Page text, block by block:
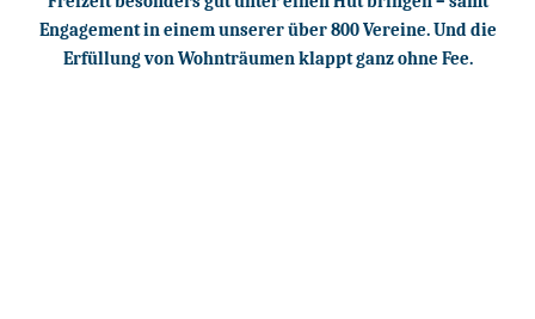
Engagement in einem unserer über 800 Vereine. Und die
Erfüllung von Wohnträumen klappt ganz ohne Fee.